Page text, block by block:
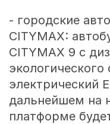
- городские
CITYMAX:
CITYMAX 9 с
электрический
дальнейшем на
платформе